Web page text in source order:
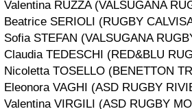
Valentina RUZZA (VALSUGANA
Beatrice SERIOLI (RUGBY
Sofia STEFAN (VALSUGANA
Claudia TEDESCHI (RED&BLU
Nicoletta TOSELLO (BENETTON
Eleonora VAGHI (ASD RUGBY
Valentina VIRGILI (ASD RUGBY